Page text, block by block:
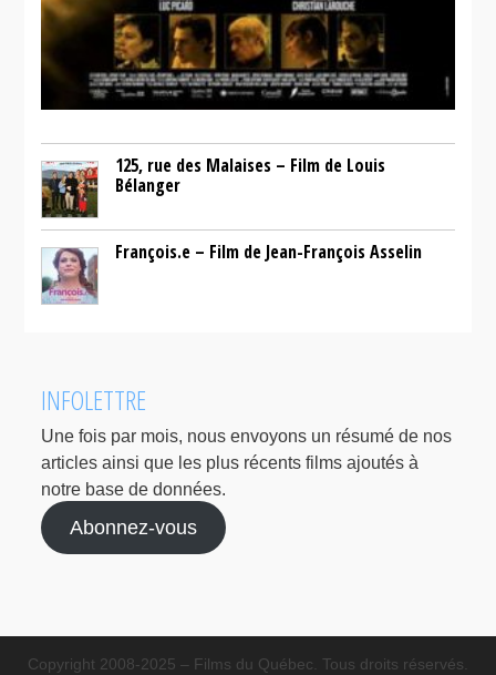
125, rue des Malaises – Film de Louis
Bélanger
François.e – Film de Jean-François Asselin
INFOLETTRE
Une fois par mois, nous envoyons un résumé de nos
articles ainsi que les plus récents films ajoutés à
notre base de données.
Abonnez-vous
Copyright 2008-2025 – Films du Québec. Tous droits réservés.